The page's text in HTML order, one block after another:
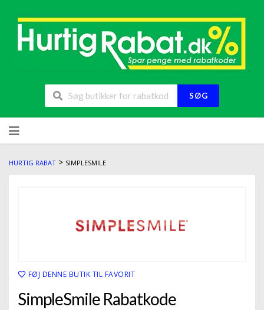
SØG
HURTIG RABAT > SIMPLESMILE
FØJ DENNE BUTIK TIL FAVORIT
SimpleSmile Rabatkode